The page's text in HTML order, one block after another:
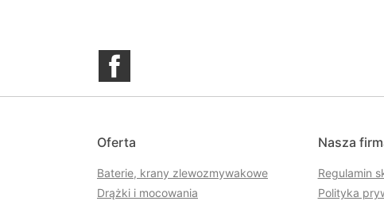
Oferta
Baterie, krany zlewozmywakowe
Drążki i mocowania
Nasza
Regulamin
Polityka